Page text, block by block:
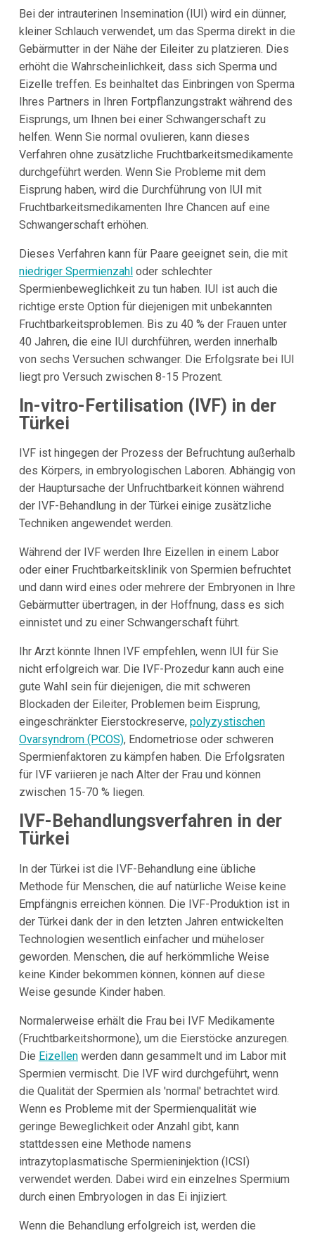
Bei der intrauterinen Insemination (IUI) wird ein dünner,
kleiner Schlauch verwendet, um das Sperma direkt in die
Gebärmutter in der Nähe der Eileiter zu platzieren. Dies
erhöht die Wahrscheinlichkeit, dass sich Sperma und
Eizelle treffen. Es beinhaltet das Einbringen von Sperma
Ihres Partners in Ihren Fortpflanzungstrakt während des
Eisprungs, um Ihnen bei einer Schwangerschaft zu
helfen. Wenn Sie normal ovulieren, kann dieses
Verfahren ohne zusätzliche Fruchtbarkeitsmedikamente
durchgeführt werden. Wenn Sie Probleme mit dem
Eisprung haben, wird die Durchführung von IUI mit
Fruchtbarkeitsmedikamenten Ihre Chancen auf eine
Schwangerschaft erhöhen.
Dieses Verfahren kann für Paare geeignet sein, die mit
niedriger Spermienzahloder schlechter
Spermienbeweglichkeit zu tun haben. IUI ist auch die
richtige erste Option für diejenigen mit unbekannten
Fruchtbarkeitsproblemen. Bis zu 40 % der Frauen unter
40 Jahren, die eine IUI durchführen, werden innerhalb
von sechs Versuchen schwanger. Die Erfolgsrate bei IUI
liegt pro Versuch zwischen 8-15 Prozent.
In-vitro-Fertilisation (IVF) in der
Türkei
IVF ist hingegen der Prozess der Befruchtung außerhalb
des Körpers, in embryologischen Laboren. Abhängig von
der Hauptursache der Unfruchtbarkeit können während
der IVF-Behandlung in der Türkei einige zusätzliche
Techniken angewendet werden.
Während der IVF werden Ihre Eizellen in einem Labor
oder einer Fruchtbarkeitsklinik von Spermien befruchtet
und dann wird eines oder mehrere der Embryonen in Ihre
Gebärmutter übertragen, in der Hoffnung, dass es sich
einnistet und zu einer Schwangerschaft führt.
Ihr Arzt könnte Ihnen IVF empfehlen, wenn IUI für Sie
nicht erfolgreich war. Die IVF-Prozedur kann auch eine
gute Wahl sein für diejenigen, die mit schweren
Blockaden der Eileiter, Problemen beim Eisprung,
eingeschränkter Eierstockreserve, polyzystischen
Ovarsyndrom (PCOS), Endometriose oder schweren
Spermienfaktoren zu kämpfen haben. Die Erfolgsraten
für IVF variieren je nach Alter der Frau und können
zwischen 15-70 % liegen.
IVF-Behandlungsverfahren in der
Türkei
In der Türkei ist die IVF-Behandlung eine übliche
Methode für Menschen, die auf natürliche Weise keine
Empfängnis erreichen können. Die IVF-Produktion ist in
der Türkei dank der in den letzten Jahren entwickelten
Technologien wesentlich einfacher und müheloser
geworden. Menschen, die auf herkömmliche Weise
keine Kinder bekommen können, können auf diese
Weise gesunde Kinder haben.
Normalerweise erhält die Frau bei IVF Medikamente
(Fruchtbarkeitshormone), um die Eierstöcke anzuregen.
Die Eizellenwerden dann gesammelt und im Labor mit
Spermien vermischt. Die IVF wird durchgeführt, wenn
die Qualität der Spermien als 'normal' betrachtet wird.
Wenn es Probleme mit der Spermienqualität wie
geringe Beweglichkeit oder Anzahl gibt, kann
stattdessen eine Methode namens
intrazytoplasmatische Spermieninjektion (ICSI)
verwendet werden. Dabei wird ein einzelnes Spermium
durch einen Embryologen in das Ei injiziert.
Wenn die Behandlung erfolgreich ist, werden die